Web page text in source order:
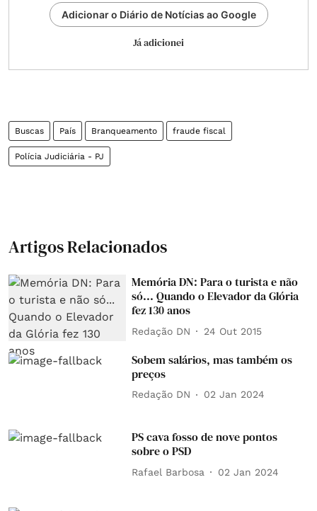
Adicionar o Diário de Notícias ao Google
Já adicionei
Buscas País Branqueamento fraude fiscal
Polícia Judiciária - PJ
Artigos Relacionados
Memória DN: Para o turista e não
só... Quando o Elevador da Glória
fez 130 anos
Redação DN 24 Out 2015
Sobem salários, mas também os
preços
Redação DN 02 Jan 2024
PS cava fosso de nove pontos
sobre o PSD
Rafael Barbosa 02 Jan 2024